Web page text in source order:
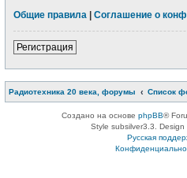
Общие правила
Соглашение о
Регистрация
Радиотехника 20 века, форумы Список
Создано на основе phpBB®
Style subsilver3.3. Design
Русская